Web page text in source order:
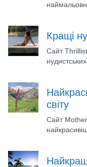
Кращі
Сайт
нудистських
світу
Сайт